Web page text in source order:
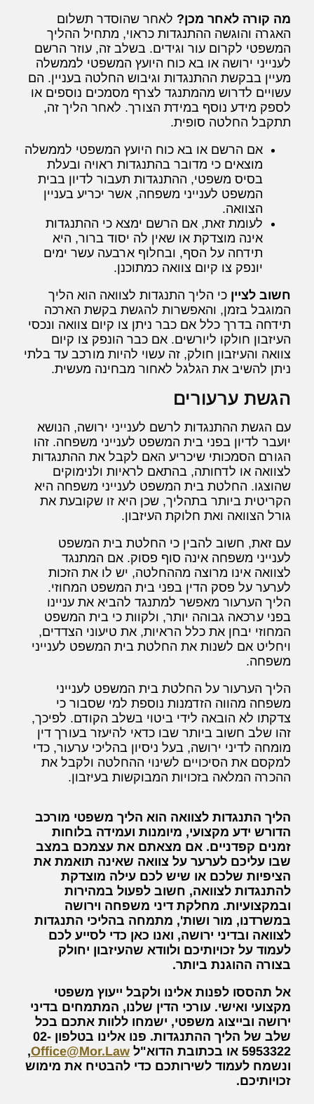
מה קורה לאחר מכן? לאחר שהוסדר תשלום
האגרה והוגשה ההתנגדות כראוי, מתחיל ההליך
המשפטי לקרום עור וגידים. בשלב זה, עוזר הרשם
לענייני ירושה או בא כוח היועץ המשפטי לממשלה
מעיין בבקשת ההתנגדות וגיבוש החלטה בעניין. הם
עשויים לדרוש מהמתנגד לצרף מסמכים נוספים או
לספק מידע נוסף במידת הצורך. לאחר הליך זה,
תתקבל החלטה סופית.
אם הרשם או בא כוח היועץ המשפטי לממשלה
מוצאים כי מדובר בהתנגדות ראויה ובעלת
בסיס משפטי, ההתנגדות תעבור לדיון בבית
המשפט לענייני משפחה, אשר יכריע בעניין
הצוואה.
לעומת זאת, אם הרשם ימצא כי ההתנגדות
אינה מוצדקת או שאין לה יסוד ברור, היא
תידחה על הסף, ובחלוף ארבעה עשר ימים
יונפק צו קיום צוואה כמתוכנן.
חשוב לציין כי הליך התנגדות לצוואה הוא הליך
המוגבל בזמן, והאפשרות להגשת בקשת הארכה
תידחה בדרך כלל אם כבר ניתן צו קיום צוואה ונכסי
העיזבון חולקו ליורשים. אם כבר הונפק צו קיום
צוואה והעיזבון חולק, זה עשוי להיות מורכב עד בלתי
ניתן להשיב את הגלגל לאחור מבחינה מעשית.
הגשת ערעורים
עם הגשת ההתנגדות לרשם לענייני ירושה, הנושא
יועבר לדיון בפני בית המשפט לענייני משפחה. זהו
הגורם הסמכותי שיכריע האם לקבל את ההתנגדות
לצוואה או לדחותה, בהתאם לראיות ולנימוקים
שהוצגו. החלטת בית המשפט לענייני משפחה היא
הקריטית ביותר בתהליך, שכן היא זו שקובעת את
גורל הצוואה ואת חלוקת העיזבון.
עם זאת, חשוב להבין כי החלטת בית המשפט
לענייני משפחה אינה סוף פסוק. אם המתנגד
לצוואה אינו מרוצה מההחלטה, יש לו את הזכות
לערער על פסק הדין בפני בית המשפט המחוזי.
הליך הערעור מאפשר למתנגד להביא את עניינו
בפני ערכאה גבוהה יותר, ולקוות כי בית המשפט
המחוזי יבחן את כלל הראיות, את טיעוני הצדדים,
ויחליט אם לשנות את החלטת בית המשפט לענייני
משפחה.
הליך הערעור על החלטת בית המשפט לענייני
משפחה מהווה הזדמנות נוספת למי שסבור כי
צדקתו לא הובאה לידי ביטוי בשלב הקודם. לפיכך,
זהו שלב חשוב ביותר שבו כדאי להיעזר בעורך דין
מומחה לדיני ירושה, בעל ניסיון בהליכי ערעור, כדי
למקסם את הסיכויים לשינוי ההחלטה ולקבל את
ההכרה המלאה בזכויות המבוקשות בעיזבון.
הליך התנגדות לצוואה הוא הליך משפטי מורכב
הדורש ידע מקצועי, מיומנות ועמידה בלוחות
זמנים קפדניים. אם מצאתם את עצמכם במצב
שבו עליכם לערער על צוואה שאינה תואמת את
הציפיות שלכם או שיש לכם עילה מוצדקת
להתנגדות לצוואה, חשוב לפעול במהירות
ובמקצועיות. מחלקת דיני משפחה וירושה
במשרדנו, מור ושות', מתמחה בהליכי התנגדות
לצוואה ובדיני ירושה, ואנו כאן כדי לסייע לכם
לעמוד על זכויותיכם ולוודא שהעיזבון יחולק
בצורה ההוגנת ביותר.
אל תהססו לפנות אלינו ולקבל ייעוץ משפטי
מקצועי ואישי. עורכי הדין שלנו, המתמחים בדיני
ירושה ובייצוג משפטי, ישמחו ללוות אתכם בכל
שלב של הליך ההתנגדות. פנו אלינו בטלפון 02-
5953322 או בכתובת הדוא"ל
Office@Mor.Law
,
ונשמח לעמוד לשירותכם כדי להבטיח את מימוש
זכויותיכם.